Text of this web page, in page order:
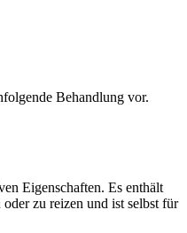
Behandlung vor.
Eigenschaften. Es enthält
zu reizen und ist selbst für